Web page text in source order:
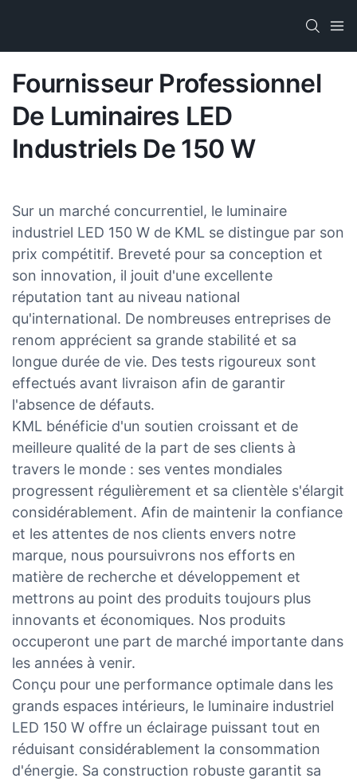
Fournisseur Professionnel
De Luminaires LED
Industriels De 150 W
Sur un marché concurrentiel, le luminaire
industriel LED 150 W de KML se distingue par son
prix compétitif. Breveté pour sa conception et
son innovation, il jouit d'une excellente
réputation tant au niveau national
qu'international. De nombreuses entreprises de
renom apprécient sa grande stabilité et sa
longue durée de vie. Des tests rigoureux sont
effectués avant livraison afin de garantir
l'absence de défauts.
KML bénéficie d'un soutien croissant et de
meilleure qualité de la part de ses clients à
travers le monde : ses ventes mondiales
progressent régulièrement et sa clientèle s'élargit
considérablement. Afin de maintenir la confiance
et les attentes de nos clients envers notre
marque, nous poursuivrons nos efforts en
matière de recherche et développement et
mettrons au point des produits toujours plus
innovants et économiques. Nos produits
occuperont une part de marché importante dans
les années à venir.
Conçu pour une performance optimale dans les
grands espaces intérieurs, le luminaire industriel
LED 150 W offre un éclairage puissant tout en
réduisant considérablement la consommation
d'énergie. Sa construction robuste garantit sa